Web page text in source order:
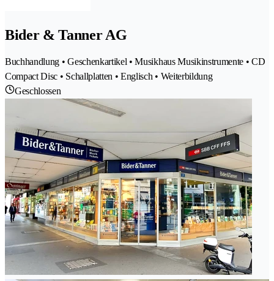
Bider & Tanner AG
Buchhandlung • Geschenkartikel • Musikhaus Musikinstrumente • CD
Compact Disc • Schallplatten • Englisch • Weiterbildung
Geschlossen